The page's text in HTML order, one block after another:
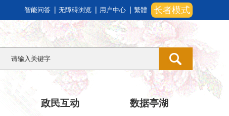
智能问答 无障碍浏览 用户中心 繁體 长者模式
政民互动 数据亭湖